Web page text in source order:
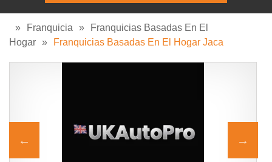
» Franquicia »
Franquicias Basadas En El
Hogar » Franquicias Basadas En El Hogar Jaca